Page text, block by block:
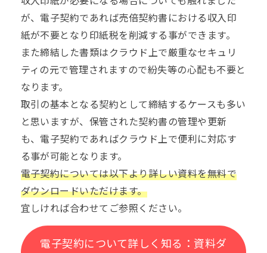
が、 電子契約であれば売倍契約書における収入印
紙が不要となり印紙税を削減する事ができます。
また締結した書類はクラウド上で厳重なセキュリ
ティの元で管理されますので紛失等の心配も不要と
なります。
取引の基本となる契約として締結するケースも多い
と思いますが、保管された契約書の管理や更新
も、電子契約であればクラウド上で便利に対応す
る事が可能となります。
電子契約については以下より詳しい資料を無料で
ダウンロードいただけます。
宜しければ合わせてご参照ください。
電子契約について詳しく知る：資料ダ